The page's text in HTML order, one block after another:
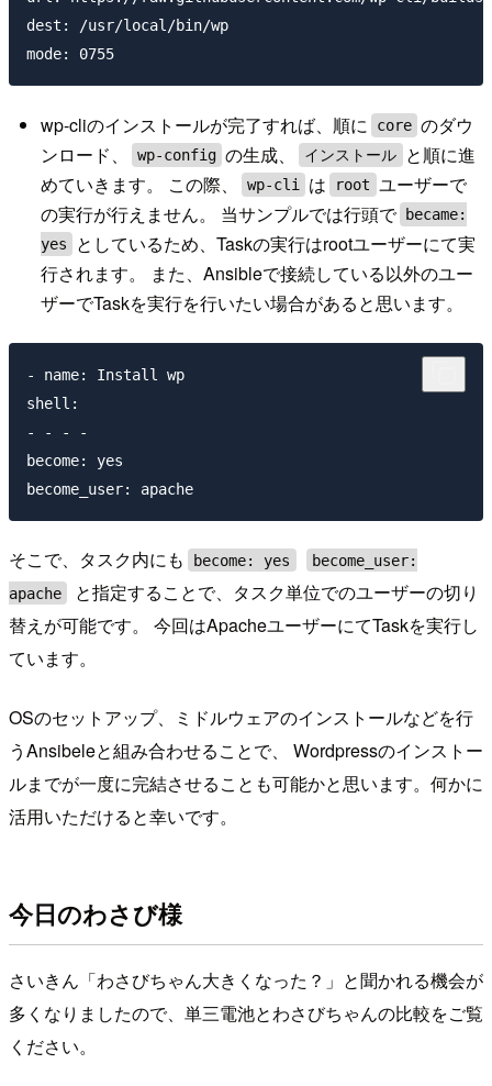
dest: /usr/local/bin/wp
wp-cliのインストールが完了すれば、順に core のダウ
ンロード、
wp-config の生成、 インストール
と順に進
めていきます。 この際、
wp-cli は root ユーザーで
の実行が行えません。 当サンプルでは行頭で
became:
yes
としているため、Taskの実行はrootユーザーにて実
行されます。 また、Ansibleで接続している以外のユー
ザーでTaskを実行を行いたい場合があると思います。
- name: Install wp
shell:
- - - -
become: yes
そこで、タスク内にも become: yes
become_user:
apache
と指定することで、タスク単位でのユーザーの切り
替えが可能です。 今回はApacheユーザーにてTaskを実行し
ています。
OSのセットアップ、ミドルウェアのインストールなどを行
うAnsibeleと組み合わせることで、 Wordpressのインストー
ルまでが一度に完結させることも可能かと思います。何かに
活用いただけると幸いです。
今日のわさび様
さいきん「わさびちゃん大きくなった？」と聞かれる機会が
多くなりましたので、単三電池とわさびちゃんの比較をご覧
ください。